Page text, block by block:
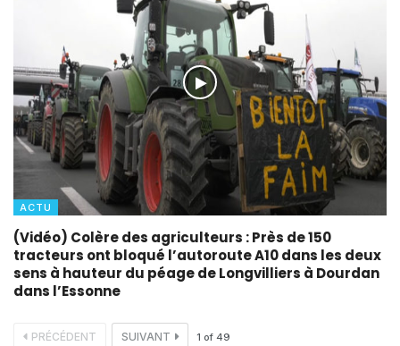
ACTU
(Vidéo) Colère des agriculteurs : Près de 150
tracteurs ont bloqué l’autoroute A10 dans les deux
sens à hauteur du péage de Longvilliers à Dourdan
dans l’Essonne
PRÉCÉDENT SUIVANT 1 of 49